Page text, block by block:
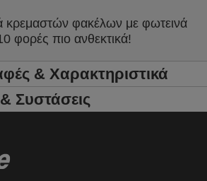
κρεμαστών φακέλων με φωτεινά
φορές πιο ανθεκτικά!
& Χαρακτηριστικά
Συστάσεις